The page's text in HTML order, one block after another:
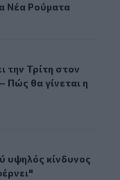
Νέα Ρούματα
– Πώς θα
την Τρίτη στον
την Τρίτη στον
Πώς θα γίνεται η
"φέρνει"
υψηλός κίνδυνος
υψηλός κίνδυνος